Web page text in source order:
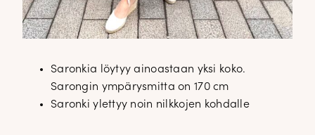
Saronkia löytyy ainoastaan yksi koko.
Sarongin ympärysmitta on 170 cm
Saronki ylettyy noin nilkkojen kohdalle